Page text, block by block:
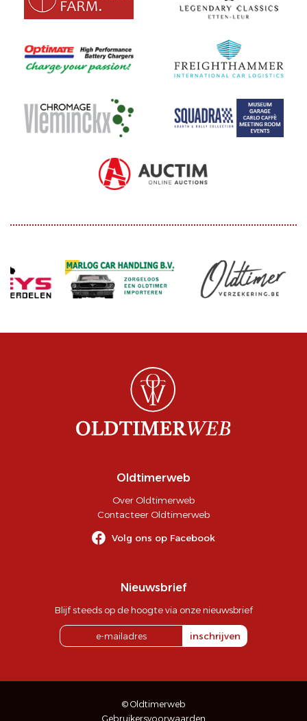
Oldtimerweb
Over Oldtimerweb
Contacteer Oldtimerweb
Volg ons op Facebook
Nieuwsbrief
Blijf steeds op de hoogte via onze nieuwsbrief
inschrijven
© Oldtimerweb
Gebruikersvoorwaarden